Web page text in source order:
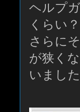
ヘルプ
くらい
さらに
が狭く
いまし